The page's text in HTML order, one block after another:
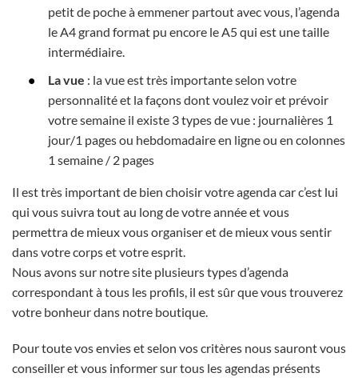
petit de poche à emmener partout avec vous, l’agenda
le A4 grand format pu encore le A5 qui est une taille
intermédiaire.
La vue : la vue est très importante selon votre
personnalité et la façons dont voulez voir et prévoir
votre semaine il existe 3 types de vue : journalières 1
jour/1 pages ou hebdomadaire en ligne ou en colonnes
1 semaine / 2 pages
Il est très important de bien choisir votre agenda car c’est lui
qui vous suivra tout au long de votre année et vous
permettra de mieux vous organiser et de mieux vous sentir
dans votre corps et votre esprit.
Nous avons sur notre site plusieurs types d’agenda
correspondant à tous les profils, il est sûr que vous trouverez
votre bonheur dans notre boutique.
Pour toute vos envies et selon vos critères nous sauront vous
conseiller et vous informer sur tous les agendas présents